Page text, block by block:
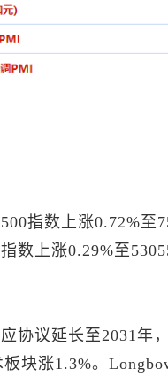
指数上涨0.72%至
指数上涨0.29%至
协议延长至2031年
块涨1.3%。